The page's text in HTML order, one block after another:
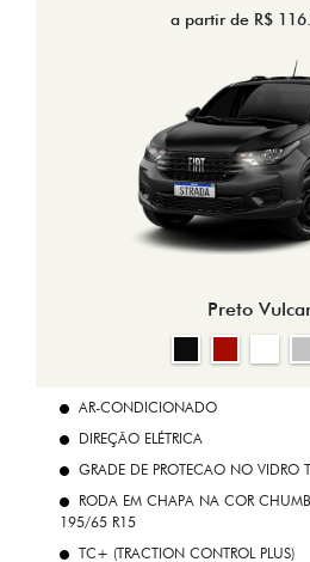
a partir de R$
Preto
AR-CONDICIONADO
DIREÇÃO ELÉTRICA
GRADE DE PROTECAO NO VIDRO
RODA EM CHAPA NA COR
195/65 R15
TC+ (TRACTION CONTROL PLUS)